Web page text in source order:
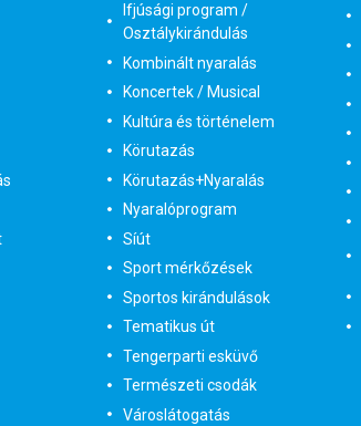
Ifjúsági program /
Osztálykirándulás
Kombinált nyaralás
Koncertek / Musical
Kultúra és történelem
Körutazás
Körutazás+Nyaralás
Nyaralóprogram
Síút
Sport mérkőzések
Sportos kirándulások
Tematikus út
Tengerparti esküvő
Természeti csodák
Városlátogatás